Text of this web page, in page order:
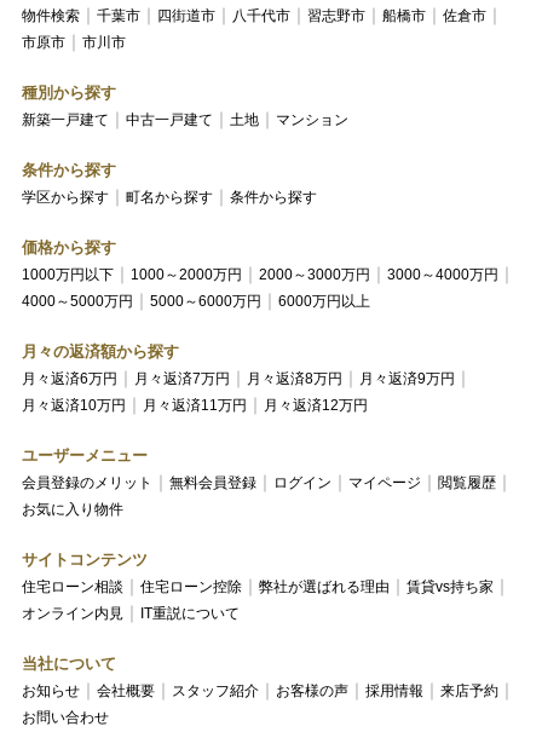
物件検索 千葉市 四街道市 八千代市 習志野市 船橋市
佐倉市
市原市
市川市
種別から探す
新築一戸建て 中古一戸建て 土地 マンション
条件から探す
学区から探す 町名から探す 条件から探す
価格から探す
1000万円以下 1000～2000万円 2000～3000万円
3000～4000万円
4000～5000万円
5000～6000万円 6000万円以上
月々の返済額から探す
月々返済6万円 月々返済7万円 月々返済8万円
月々返済9万円
月々返済10万円
月々返済11万円 月々返済12万円
ユーザーメニュー
会員登録のメリット 無料会員登録 ログイン マイページ
閲覧履歴
お気に入り物件
サイトコンテンツ
住宅ローン相談 住宅ローン控除 弊社が選ばれる理由
賃貸vs持ち家
オンライン内見
IT重説について
当社について
お知らせ 会社概要 スタッフ紹介 お客様の声 採用情報
来店予約
お問い合わせ